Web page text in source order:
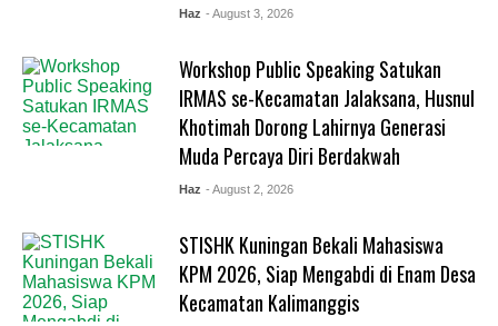
Haz - August 3, 2026
Workshop Public Speaking Satukan
IRMAS se-Kecamatan Jalaksana, Husnul
Khotimah Dorong Lahirnya Generasi
Muda Percaya Diri Berdakwah
Haz - August 2, 2026
STISHK Kuningan Bekali Mahasiswa
KPM 2026, Siap Mengabdi di Enam Desa
Kecamatan Kalimanggis